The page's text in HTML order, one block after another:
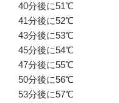
40分後に51℃
41分後に52℃
43分後に53℃
45分後に54℃
47分後に55℃
50分後に56℃
53分後に57℃